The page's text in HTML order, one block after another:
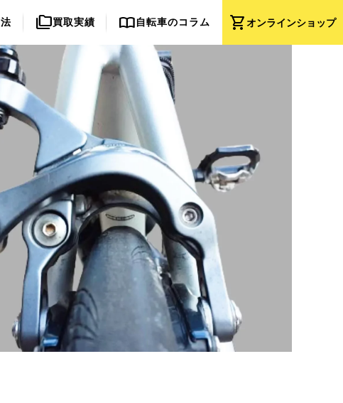
shopping_cartオンラインショップ
folder_copy買取実績 import_contacts自転車のコラム